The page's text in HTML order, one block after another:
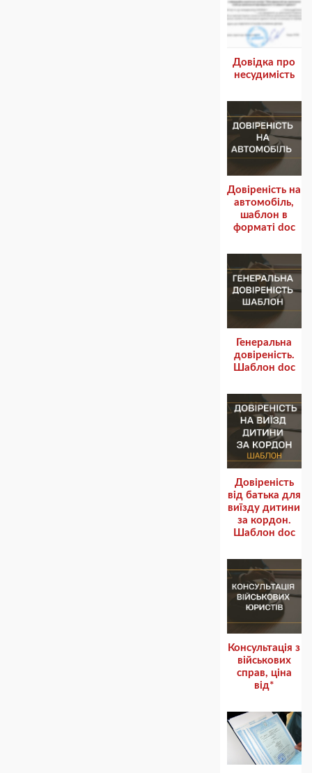
Довідка про
несудимість
Довіреність на
автомобіль,
шаблон в
форматі doc
Генеральна
довіреність.
Шаблон doc
Довіреність
від батька для
виїзду дитини
за кордон.
Шаблон doc
Консультація з
військових
справ, ціна
від*